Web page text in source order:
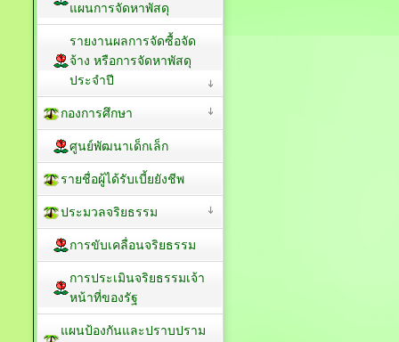
แผนการจัดหาพัสดุ
รายงานผลการจัดซื้อจัด
จ้าง หรือการจัดหาพัสดุ
ประจำปี
กองการศึกษา
ศูนย์พัฒนาเด็กเล็ก
รายชื่อผู้ได้รับเบี้ยยังชีพ
ประมวลจริยธรรม
การขับเคลื่อนจริยธรรม
การประเมินจริยธรรมเจ้า
หน้าที่ของรัฐ
แผนป้องกันและปราบปราม